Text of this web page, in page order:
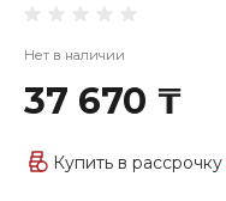
Нет в наличии
37 670 ₸
Купить в рассрочку